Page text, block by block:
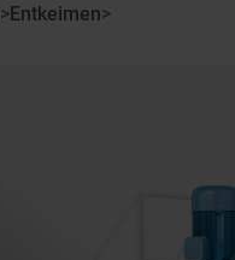
>Entkeimen>